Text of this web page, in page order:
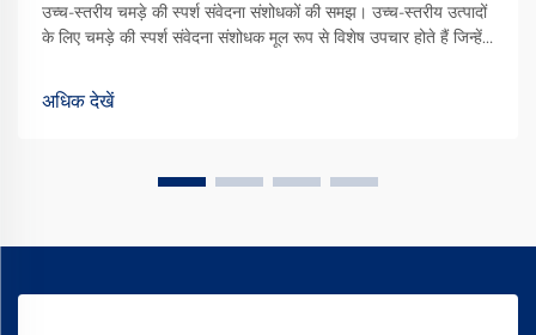
उच्च-स्तरीय चमड़े की स्पर्श संवेदना संशोधकों की समझ। उच्च-स्तरीय उत्पादों
के लिए चमड़े की स्पर्श संवेदना संशोधक मूल रूप से विशेष उपचार होते हैं जिन्हें
बेहतर लगें। ये उपचार गुणवत्ता के अनुभव को वास्तव में बढ़ा देते हैं...
अधिक देखें